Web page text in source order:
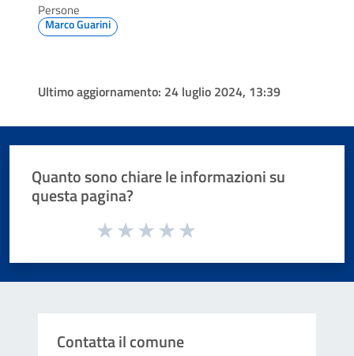
Persone
Marco Guarini
Ultimo aggiornamento: 24 luglio 2024, 13:39
Quanto sono chiare le informazioni su
questa pagina?
Valuta da 1 a 5 stelle la pagina
Contatta il comune